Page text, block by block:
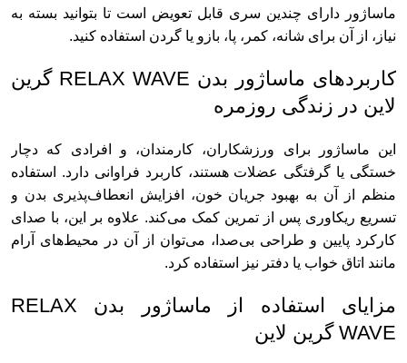
ماساژور دارای چندین سری قابل تعویض است تا بتوانید بسته به
نیاز، از آن برای شانه، کمر، پا، بازو یا گردن استفاده کنید.
کاربردهای ماساژور بدن RELAX WAVE گرین
لاین در زندگی روزمره
این ماساژور برای ورزشکاران، کارمندان، و افرادی که دچار
خستگی یا گرفتگی عضلات هستند، کاربرد فراوانی دارد. استفاده
منظم از آن به بهبود جریان خون، افزایش انعطاف‌پذیری بدن و
تسریع ریکاوری پس از تمرین کمک می‌کند. علاوه بر این، با صدای
کارکرد پایین و طراحی بی‌صدا، می‌توان از آن در محیط‌های آرام
مانند اتاق خواب یا دفتر نیز استفاده کرد.
مزایای استفاده از ماساژور بدن RELAX
WAVE گرین لاین